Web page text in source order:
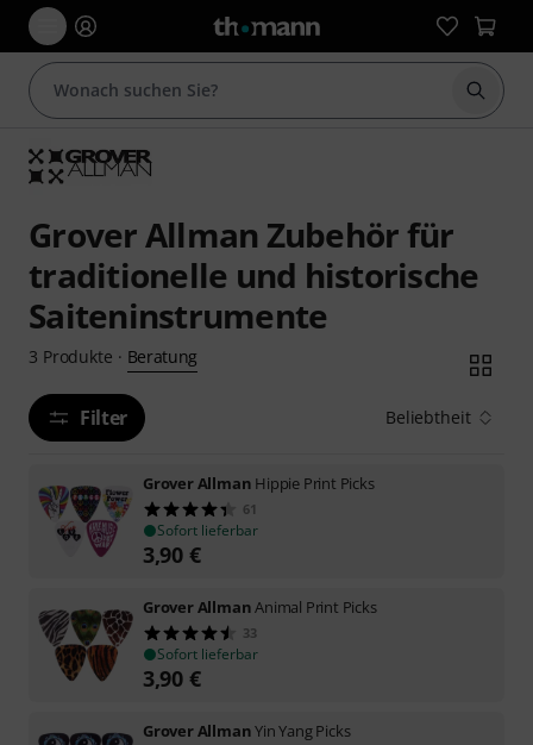
Suche
Grover Allman Zubehör für
traditionelle und historische
Saiteninstrumente
3 Produkte · Beratung
Filter Beliebtheit
Grover Allman Hippie Print Picks
61
Sofort lieferbar
3,90 €
Grover AllmanAnimal Print Picks
33
Sofort lieferbar
3,90 €
Grover AllmanYin Yang Picks